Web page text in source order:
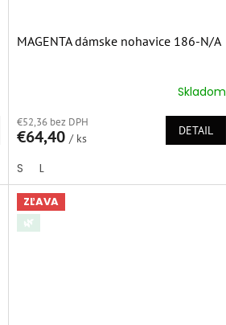
MAGENTA dámske nohavice 186-N/A
produktu
je
z
5
hviezdičiek.
Skladom
€52,36 bez DPH
€64,40 / ks
DETAIL
S L
ZĽAVA
🌿